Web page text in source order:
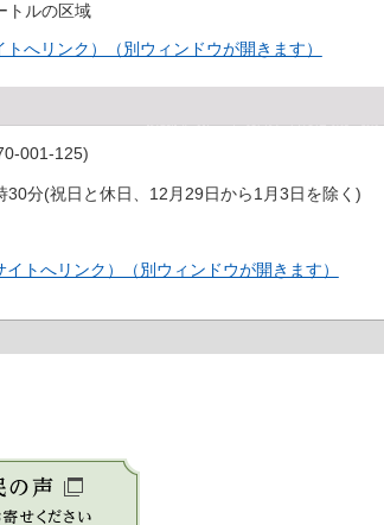
トルの区域
へリンク）（別ウィンドウが開きます）
001-125)
分(祝日と休日、12月29日から1月3日を除く)
トへリンク）（別ウィンドウが開きます）